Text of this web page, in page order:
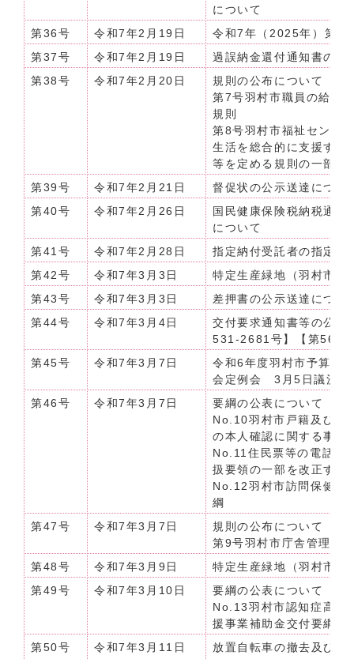
について
第36号
令和7年2月19日
令和7年（2025年）第1
第37号
令和7年2月19日
過誤納金還付通知書の公
第38号
令和7年2月20日
規則の公布について（
第7号羽村市職員の給与
規則
第8号羽村市福祉センタ
生活を総合的に支援する
等を定める規則の一部を
第39号
令和7年2月21日
督促状の公示送達につい
第40号
令和7年2月26日
国民健康保険税納税通
について
第41号
令和7年2月28日
指定納付受託者の指定に
第42号
令和7年3月3日
特定生産緑地（羽村市）
第43号
令和7年3月3日
差押書の公示送達につい
第44号
令和7年3月4日
交付要求通知書等の公
531-2681号】【第561-
第45号
令和7年3月7日
令和6年度羽村市予算の
会定例会 3月5日議決分
第46号
令和7年3月7日
要綱の公表について（
No.10羽村市戸籍及び住
の本人確認に関する事務
No.11住民票等の電話に
扱要領の一部を改正する
No.12羽村市訪問保健指
綱
第47号
令和7年3月7日
規則の公布について（令
第9号羽村市庁舎管理規
第48号
令和7年3月9日
特定生産緑地（羽村市）
第49号
令和7年3月10日
要綱の公表について（
No.13羽村市認知症高齢
援事業補助金交付要綱の
第50号
令和7年3月11日 放置自転車の撤去及び保